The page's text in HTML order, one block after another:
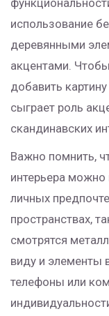
использование
деревянными
акцентами.
добавить
сыграет роль
скандинавских
Важно помнить,
интерьера можно
личных
пространствах,
смотрятся
виду и элементы
телефоны или